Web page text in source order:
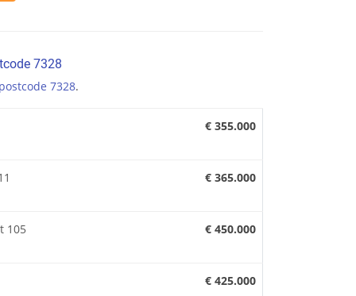
7328
7328.
€ 355.000
€ 365.000
105 € 450.000
€ 425.000